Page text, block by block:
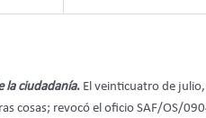
la ciudadanía. El veinticuatro de
cosas; revocó el oficio SAF/OS/